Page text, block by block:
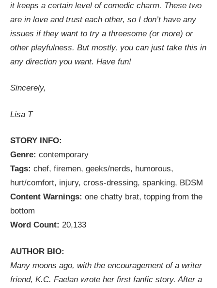
it keeps a certain level of comedic charm. These two
are in love and trust each other, so I don’t have any
issues if they want to try a threesome (or more) or
other playfulness. But mostly, you can just take this in
any direction you want. Have fun!
Sincerely,
Lisa T
STORY INFO:
Genre: contemporary
Tags: chef, firemen, geeks/nerds, humorous,
hurt/comfort, injury, cross-dressing, spanking, BDSM
Content Warnings: one chatty brat, topping from the
bottom
Word Count: 20,133
AUTHOR BIO:
Many moons ago, with the encouragement of a writer
friend, K.C. Faelan wrote her first fanfic story. After a